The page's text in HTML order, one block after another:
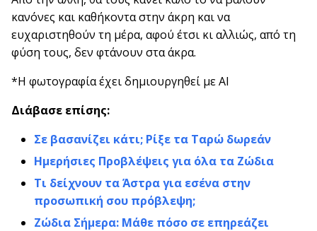
κανόνες και καθήκοντα στην άκρη και να
ευχαριστηθούν τη μέρα, αφού έτσι κι αλλιώς, από τη
φύση τους, δεν φτάνουν στα άκρα.
*Η φωτογραφία έχει δημιουργηθεί με AI
Διάβασε επίσης:
Σε βασανίζει κάτι; Ρίξε τα Ταρώ δωρεάν
Ημερήσιες Προβλέψεις για όλα τα Ζώδια
Τι δείχνουν τα Άστρα για εσένα στην
προσωπική σου πρόβλεψη;
Ζώδια Σήμερα: Μάθε πόσο σε επηρεάζει